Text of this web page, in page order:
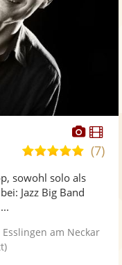
5,0
5
(7)
sowohl solo als
Jazz Big Band
Esslingen am Neckar